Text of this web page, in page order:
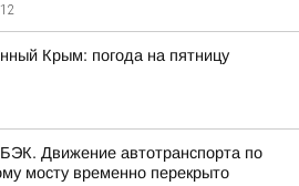
Крым: погода на пятницу
Движение автотранспорта по
мосту временно перекрыто